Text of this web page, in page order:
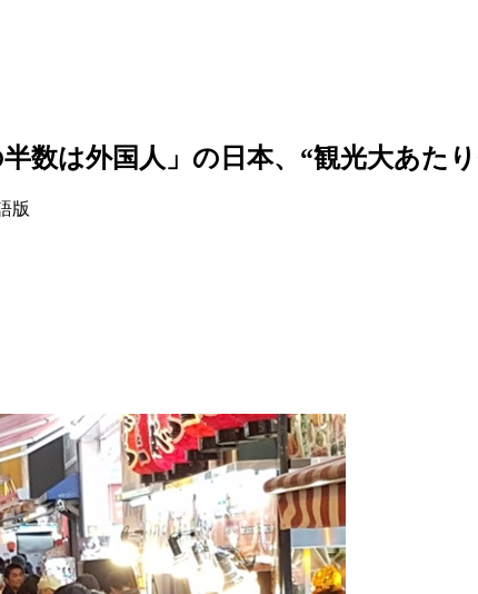
半数は外国人」の日本、“観光大あた
版